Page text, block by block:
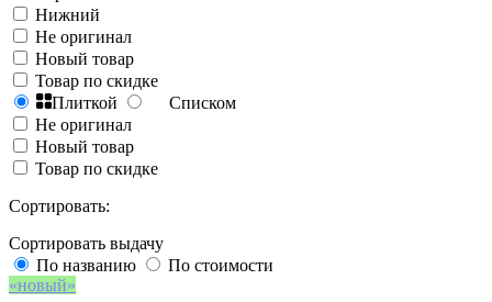
Нижний
Не оригинал
Новый товар
Товар по скидке
Плиткой
Списком
Не оригинал
Новый товар
Товар по скидке
Сортировать:
Сортировать выдачу
По названию
По стоимости
новый